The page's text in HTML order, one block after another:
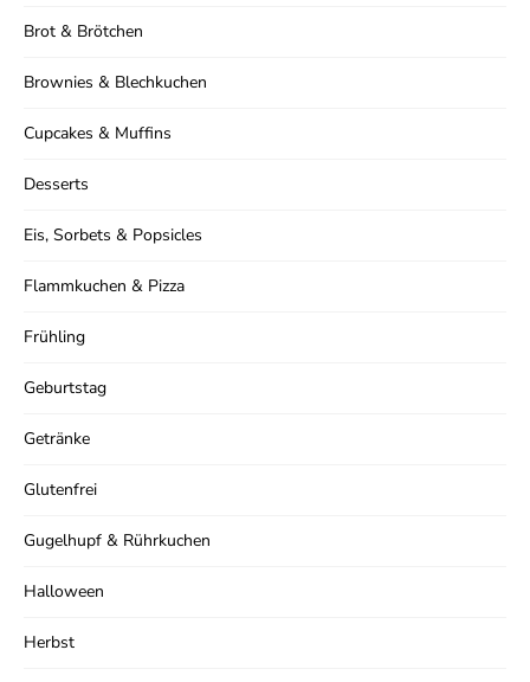
Brot & Brötchen
Brownies & Blechkuchen
Cupcakes & Muffins
Desserts
Eis, Sorbets & Popsicles
Flammkuchen & Pizza
Frühling
Geburtstag
Getränke
Glutenfrei
Gugelhupf & Rührkuchen
Halloween
Herbst